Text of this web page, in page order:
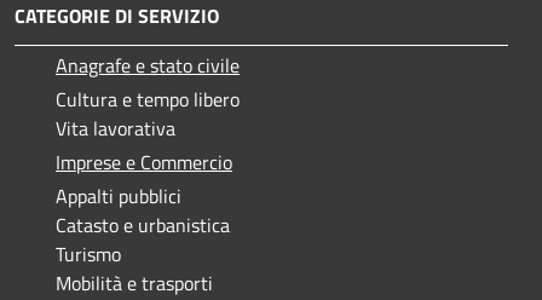
CATEGORIE DI SERVIZIO
Anagrafe e stato civile
Cultura e tempo libero
Vita lavorativa
Imprese e Commercio
Appalti pubblici
Catasto e urbanistica
Turismo
Mobilità e trasporti